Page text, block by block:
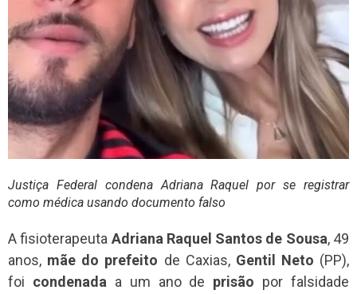
Justiça Federal condena Adriana Raquel por se registrar
como médica usando documento falso
A fisioterapeuta Adriana Raquel Santos de Sousa, 49
anos, mãe do prefeito de Caxias, Gentil Neto (PP),
foi condenadaa um ano de prisão por falsidade